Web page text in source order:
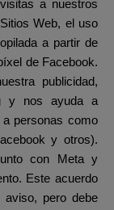
a nuestros
Web, el uso
a partir de
de Facebook.
publicidad,
y nos ayuda a
personas como
y otros).
con Meta y
Este acuerdo
aviso, pero debe